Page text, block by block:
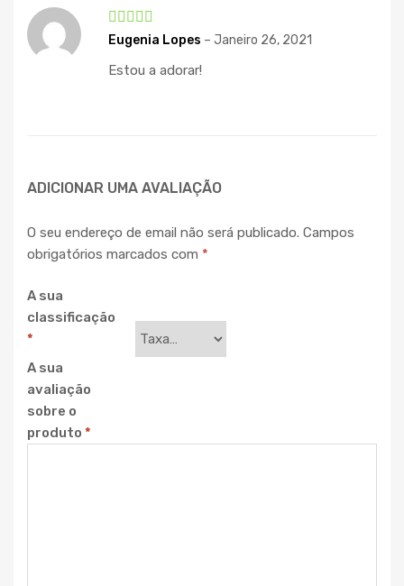
Avaliação 5
de 5
Eugenia Lopes – Janeiro 26, 2021
Estou a adorar!
ADICIONAR UMA AVALIAÇÃO
O seu endereço de email não será publicado. Campos
obrigatórios marcados com *
A sua
classificação
*
A sua
avaliação
sobre o
produto *